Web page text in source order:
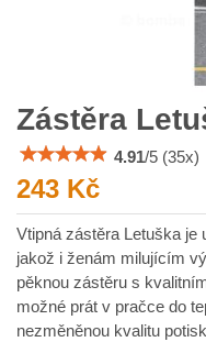
Zástěra
4.91/5 (35x)
243 Kč
Vtipná zástěra Letuška je
jakož i ženám milujícím
pěknou zástěru s
možné prát v pračce do
nezměněnou kvalitu